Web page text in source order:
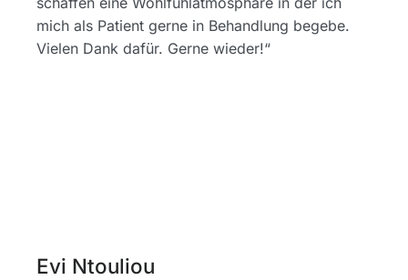
mich als Patient gerne in Behandlung begebe.
Vielen Dank dafür. Gerne wieder!“
Evi Ntouliou